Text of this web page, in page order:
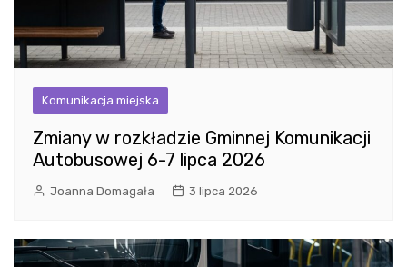
Komunikacja miejska
Zmiany w rozkładzie Gminnej Komunikacji
Autobusowej 6-7 lipca 2026
Joanna Domagała 3 lipca 2026